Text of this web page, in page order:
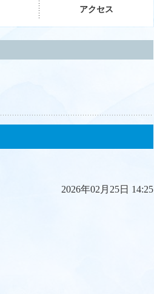
アクセス
2026年02月25日 14:25